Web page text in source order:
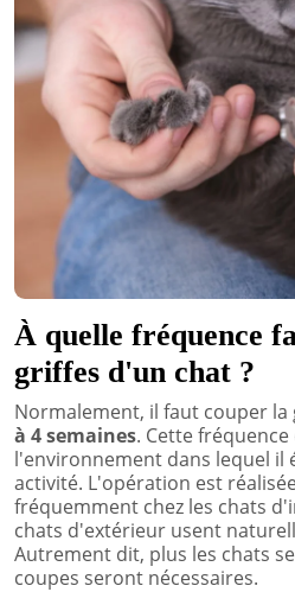
À quelle fréquence
griffes d'un chat ?
Normalement, il faut couper la
à 4 semaines. Cette
l'environnement dans lequel il
activité. L'opération est
fréquemment chez les chats
chats d'extérieur usent
Autrement dit, plus les chats
coupes seront nécessaires.